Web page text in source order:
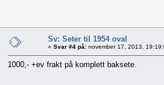
Sv: Seter til 1954 oval
« Svar #4 på: november 17, 2013,
1000,- +ev frakt på komplett baksete.